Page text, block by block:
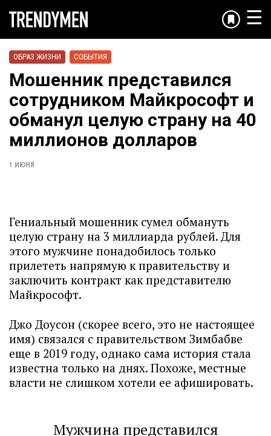
☰
ОБРАЗ ЖИЗНИ СОБЫТИЯ
Мошенник представился
сотрудником Майкрософт и
обманул целую страну на 40
миллионов долларов
1 ИЮНЯ
Гениальный мошенник сумел обмануть
целую страну на 3 миллиарда рублей. Для
этого мужчине понадобилось только
прилететь напрямую к правительству и
заключить контракт как представителю
Майкрософт.
Джо Доусон (скорее всего, это не настоящее
имя) связался с правительством Зимбабве
еще в 2019 году, однако сама история стала
известна только на днях. Похоже, местные
власти не слишком хотели ее афишировать.
Мужчина представился